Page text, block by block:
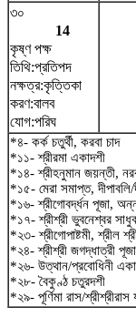
৩০
14
কৃষ্ণ পক্ষ
তিথি:প্রতিপদ
নক্ষত্র:কৃত্তিকা
করণ:বালব
যোগ:পরিঘ
*৪- কর্ক চতুর্থী, করবা চাদ
*১১- শ্রীরমা একাদশী
*১৪- শ্রীহনুমান জয়ন্তী,
*১৫- মেরা সমাপ্ত, দীপাবলি/
*১৬- শ্রীগোবর্দ্ধন পূজা,
*১৭- শ্রীশ্রী ভুবনেশ্বর
*২৩- শ্রীগোপাষ্টমী, শ্রীল
*২৪- শ্রীশ্রী জগদ্ধাত্রী
*২৬- উত্থান/প্রবোধিনী
*২৮- বৈকুণ্ঠ চতুরদশী
*২৯- পূর্ণিমা রাস/